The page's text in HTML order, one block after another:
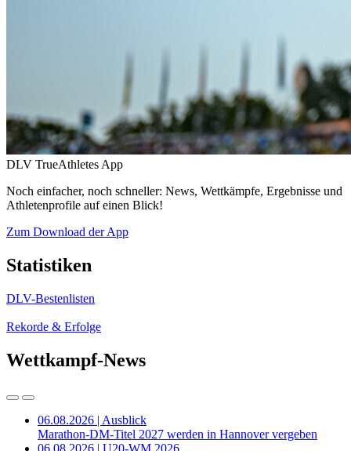
DLV TrueAthletes App
Noch einfacher, noch schneller: News, Wettkämpfe, Ergebnisse und
Athletenprofile auf einen Blick!
Zum Download der App
Statistiken
DLV-Bestenlisten
Rekorde & Erfolge
Wettkampf-News
06.08.2026 | Ausblick
Marathon-DM-Titel 2027 werden in Hannover vergeben
06.08.2026 | U20-WM 2026